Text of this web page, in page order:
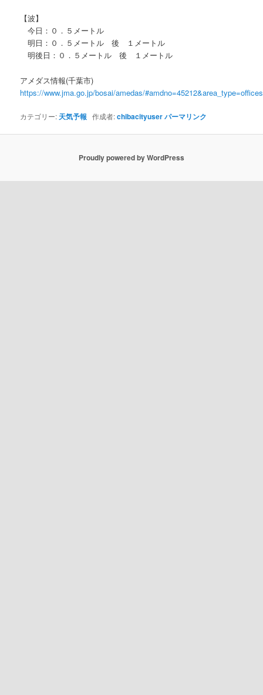
【波】
今日：０．５メートル
明日：０．５メートル 後 １メートル
明後日：０．５メートル 後 １メートル
アメダス情報(千葉市)
https://www.jma.go.jp/bosai/amedas/
カテゴリー: 天気予報 作成者:chibacityuserパーマリンク
Proudly powered by WordPress